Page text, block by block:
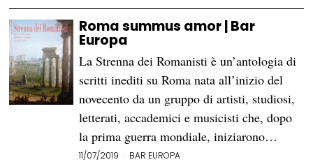
Roma summus amor | Bar
Europa
La Strenna dei Romanisti è un’antologia di
scritti inediti su Roma nata all’inizio del
novecento da un gruppo di artisti, studiosi,
letterati, accademici e musicisti che, dopo
la prima guerra mondiale, iniziarono…
11/07/2019 BAR EUROPA